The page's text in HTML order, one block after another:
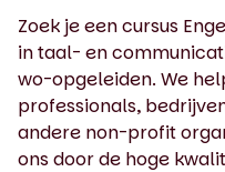
Zoek je een cursus
in taal- en
wo-opgeleiden. We
professionals,
andere non-profit
ons door de hoge